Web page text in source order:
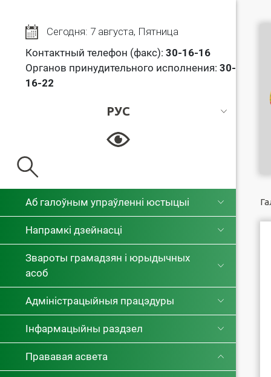
Сегодня: 7 августа, Пятница
Контактный телефон (факс): 30-16-16
Органов принудительного исполнения: 30-
16-22
РУС
РУС
Аб галоўным упраўленні юстыцыі
Напрамкі дзейнасці
Звароты грамадзян і юрыдычных
асоб
Адміністрацыйныя працэдуры
Інфармацыйны раздзел
Прававая асвета